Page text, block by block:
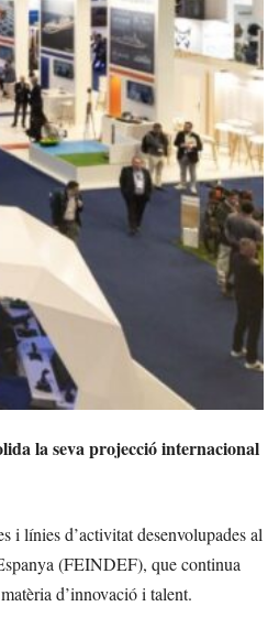
la seva projecció internacional
i línies d’activitat desenvolupades al
(FEINDEF), que continua
d’innovació i talent.